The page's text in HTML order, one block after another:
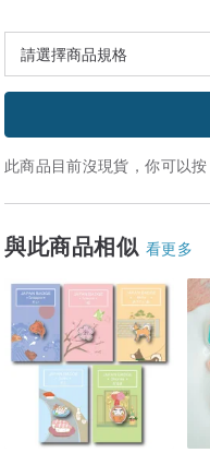
此商品目前沒現貨，你可以
與此商品相似 看更多